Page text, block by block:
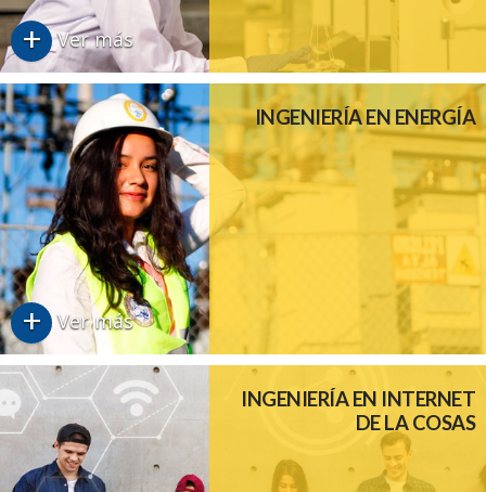
+ Ver más
INGENIERÍA EN ENERGÍA
+ Ver más
INGENIERÍA EN INTERNET
DE LA COSAS